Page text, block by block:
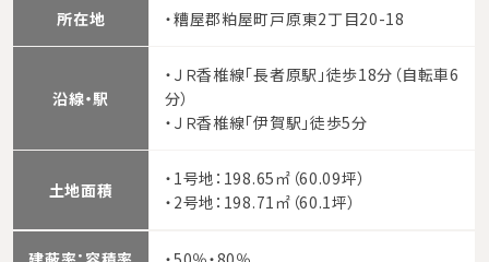
所在地 ・糟屋郡粕屋町戸原東2丁目20-18
沿線・駅
・ＪＲ香椎線「長者原駅」徒歩18分（自転車6
分）
・ＪＲ香椎線「伊賀駅」徒歩5分
土地面積
・1号地：198.65㎡（60.09坪）
・2号地：198.71㎡（60.1坪）